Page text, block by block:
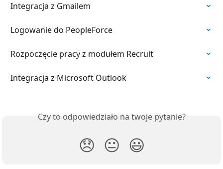
Integracja z Gmailem
Logowanie do PeopleForce
Rozpoczęcie pracy z modułem Recruit
Integracja z Microsoft Outlook
Czy to odpowiedziało na twoje pytanie?
😞 😐 😃